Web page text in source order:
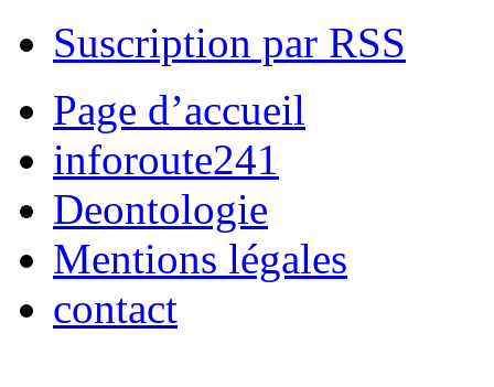
Suscription par RSS
Page d’accueil
inforoute241
Deontologie
Mentions légales
contact